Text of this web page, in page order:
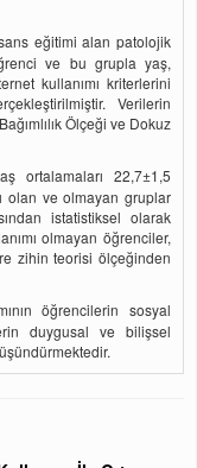
eğitimi alan patolojik
ve bu grupla yaş,
kullanımı kriterlerini
Verilerin
Ölçeği ve Dokuz
ortalamaları 22,7±1,5
olan ve olmayan gruplar
istatistiksel olarak
olmayan öğrenciler,
zihin teorisi ölçeğinden
öğrencilerin sosyal
duygusal ve bilişsel